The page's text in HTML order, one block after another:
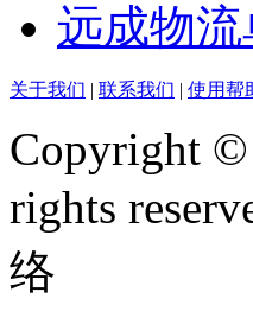
远成物
关于我们 | 联系我们 | 使用帮
Copyright ©
rights
络